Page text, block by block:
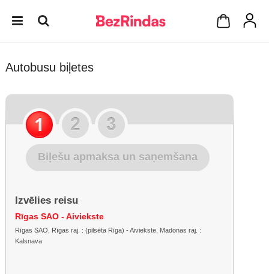
Autobusu biļetes
Biļešu apmaksa un saņemšana
Izvēlies reisu
Rīgas SAO - Aiviekste
Rīgas SAO, Rīgas raj. : (pilsēta Rīga) - Aiviekste, Madonas raj. :
Kalsnava